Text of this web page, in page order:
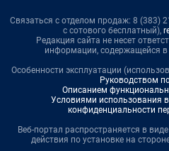
Связаться с отделом продаж: 8 (383)
с сотового бесплатный),
Редакция сайта не несет
информации, содержащейся
Особенности эксплуатации
Руководством
Описанием
Условиями использования
конфиденциальности
Веб-портал распространяется в
действия по установке на